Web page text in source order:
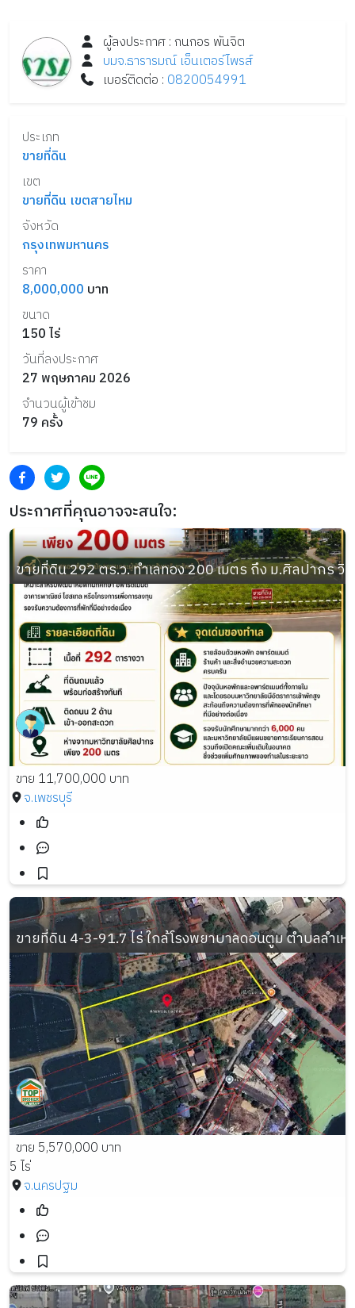
ผู้ลงประกาศ :กนกอร พันจิต
บมจ.ธารารมณ์ เอ็นเตอร์ไพรส์
เบอร์ติดต่อ : 0820054991
ประเภท
ขายที่ดิน
เขต
ขายที่ดิน เขตสายไหม
จังหวัด
กรุงเทพมหานคร
ราคา
8,000,000 บาท
ขนาด
150ไร่
วันที่ลงประกาศ
27 พฤษภาคม 2026
จำนวนผู้เข้าชม
79 ครั้ง
ประกาศที่คุณอาจจะสนใจ:
ขายที่ดิน 292 ตร.ว. ทำเลทอง 200 เมตร ถึง ม.ศิลปากร วิ
ขาย 11,700,000 บาท
จ.เพชรบุรี
ขายที่ดิน 4-3-91.7 ไร่ ใกล้โรงพยาบาลดอนตูม ตำบลลำเ
ขาย 5,570,000 บาท
5 ไร่
จ.นครปฐม